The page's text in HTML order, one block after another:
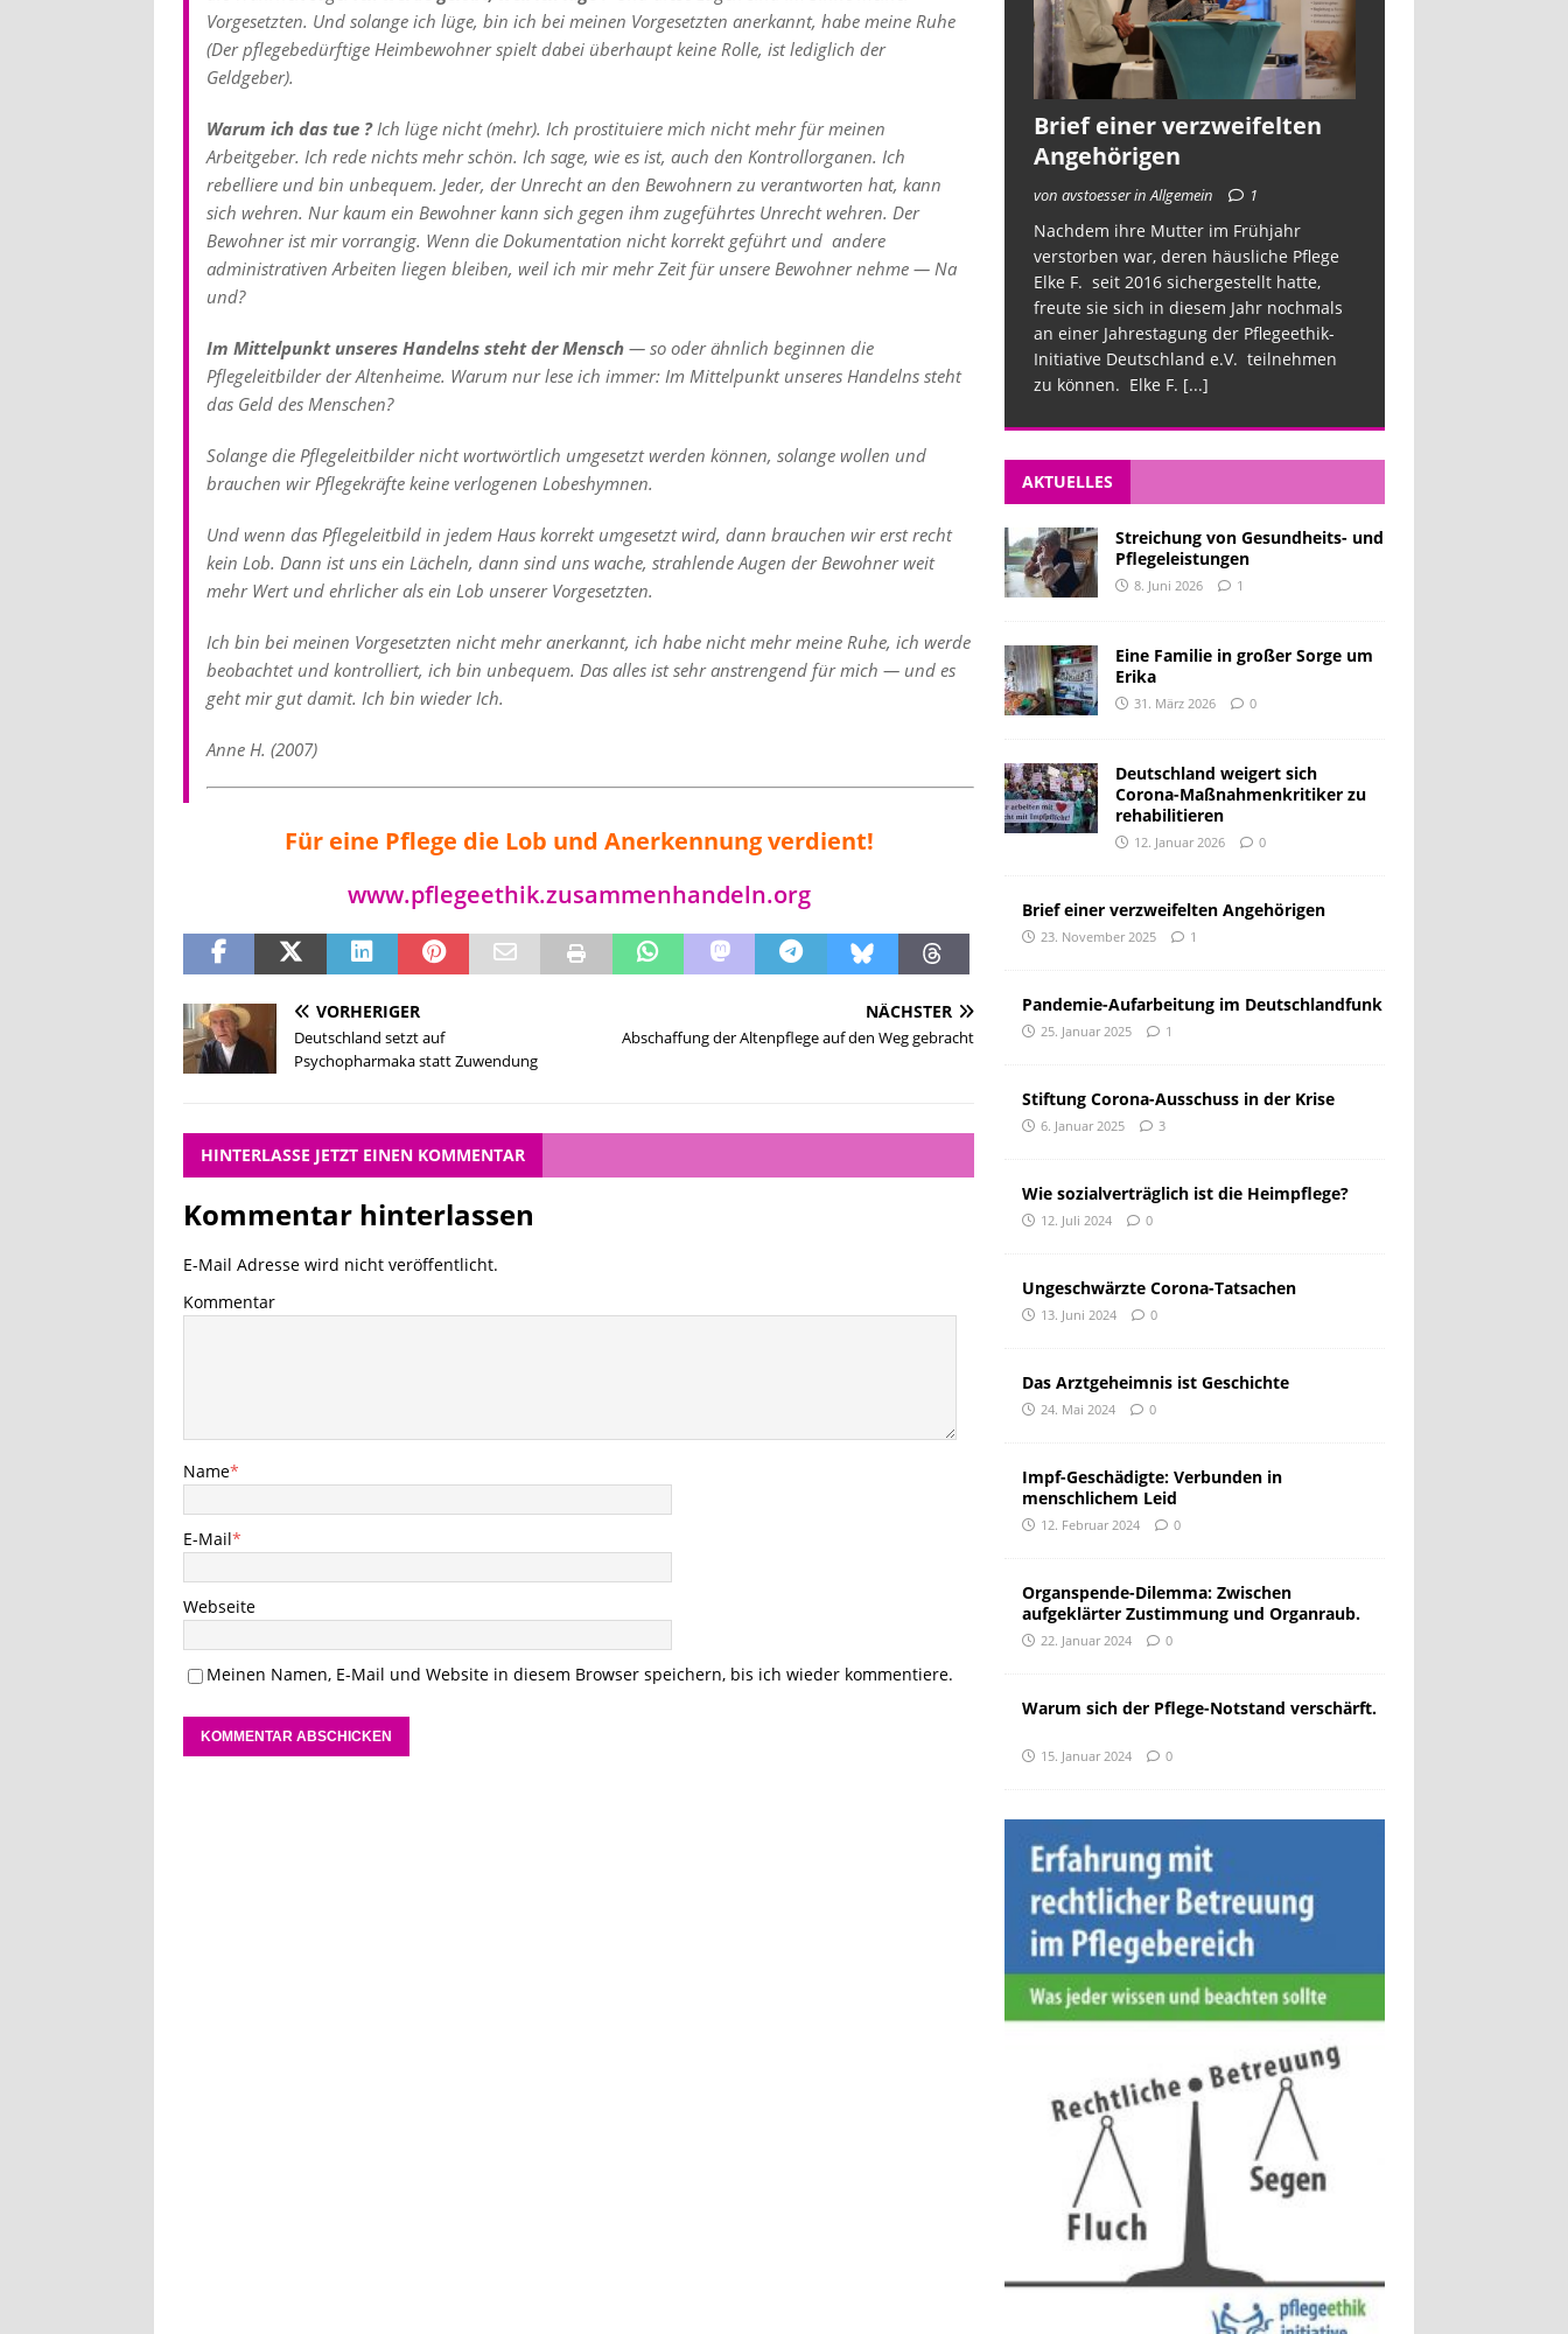
Vorgesetzten. Und solange ich lüge, bin ich bei meinen Vorgesetzten anerkannt, habe meine Ruhe
(Der pflegebedürftige Heimbewohner spielt dabei überhaupt keine Rolle, ist lediglich der
Geldgeber).
Warum ich das tue ?Ich lüge nicht (mehr). Ich prostituiere mich nicht mehr für meinen
Arbeitgeber. Ich rede nichts mehr schön. Ich sage, wie es ist, auch den Kontrollorganen. Ich
rebelliere und bin unbequem. Jeder, der Unrecht an den Bewohnern zu verantworten hat, kann
sich wehren. Nur kaum ein Bewohner kann sich gegen ihm zugeführtes Unrecht wehren. Der
Bewohner ist mir vorrangig. Wenn die Dokumentation nicht korrekt geführt und andere
administrativen Arbeiten liegen bleiben, weil ich mir mehr Zeit für unsere Bewohner nehme — Na
und?
Im Mittelpunkt unseres Handelns steht der Mensch — so oder ähnlich beginnen die
Pflegeleitbilder der Altenheime. Warum nur lese ich immer: Im Mittelpunkt unseres Handelns steht
das Geld des Menschen?
Solange die Pflegeleitbilder nicht wortwörtlich umgesetzt werden können, solange wollen und
brauchen wir Pflegekräfte keine verlogenen Lobeshymnen.
Und wenn das Pflegeleitbild in jedem Haus korrekt umgesetzt wird, dann brauchen wir erst recht
kein Lob. Dann ist uns ein Lächeln, dann sind uns wache, strahlende Augen der Bewohner weit
mehr Wert und ehrlicher als ein Lob unserer Vorgesetzten.
Ich bin bei meinen Vorgesetzten nicht mehr anerkannt, ich habe nicht mehr meine Ruhe, ich werde
beobachtet und kontrolliert, ich bin unbequem. Das alles ist sehr anstrengend für mich — und es
geht mir gut damit. Ich bin wieder Ich.
Anne H. (2007)
Für eine Pflege die Lob und Anerkennung verdient!
www.pflegeethik.zusammenhandeln.org
VORHERIGER
Deutschland setzt auf
Psychopharmaka statt Zuwendung
NÄCHSTER
Abschaffung der Altenpflege auf den Weg gebracht
HINTERLASSE JETZT EINEN KOMMENTAR
Kommentar hinterlassen
E-Mail Adresse wird nicht veröffentlicht.
Kommentar
Name*
E-Mail*
Webseite
Meinen Namen, E-Mail und Website in diesem Browser speichern, bis ich wieder kommentiere.
Brief einer verzweifelten
Angehörigen
von avstoesser in Allgemein 1
Nachdem ihre Mutter im Frühjahr
verstorben war, deren häusliche Pflege
Elke F. seit 2016 sichergestellt hatte,
freute sie sich in diesem Jahr nochmals
an einer Jahrestagung der Pflegeethik-
Initiative Deutschland e.V. teilnehmen
zu können. Elke F. [...]
AKTUELLES
Streichung von Gesundheits- und
Pflegeleistungen
8. Juni 2026 1
Eine Familie in großer Sorge um
Erika
31. März 2026 0
Deutschland weigert sich
Corona-Maßnahmenkritiker zu
rehabilitieren
12. Januar 2026 0
Brief einer verzweifelten Angehörigen
23. November 2025 1
Pandemie-Aufarbeitung im Deutschlandfunk
25. Januar 2025 1
Stiftung Corona-Ausschuss in der Krise
6. Januar 2025 3
Wie sozialverträglich ist die Heimpflege?
12. Juli 2024 0
Ungeschwärzte Corona-Tatsachen
13. Juni 2024 0
Das Arztgeheimnis ist Geschichte
24. Mai 2024 0
Impf-Geschädigte: Verbunden in
menschlichem Leid
12. Februar 2024 0
Organspende-Dilemma: Zwischen
aufgeklärter Zustimmung und Organraub.
22. Januar 2024 0
Warum sich der Pflege-Notstand verschärft.
15. Januar 2024 0